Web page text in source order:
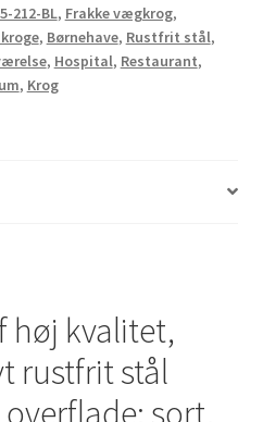
212-BL, Frakke vægkrog,
, Børnehave, Rustfrit stål,
, Hospital, Restaurant,
, Krog
høj kvalitet,
rustfrit stål